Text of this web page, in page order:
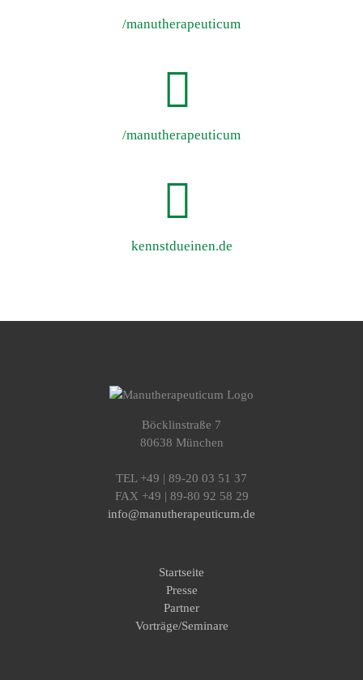
/manutherapeuticum
/manutherapeuticum
kennstdueinen.de
Böcklinstraße 7
80638 München
TEL +49 | 89-20 03 51 37
FAX +49 | 89-80 92 58 29
info@manutherapeuticum.de
Startseite
Presse
Partner
Vorträge/Seminare